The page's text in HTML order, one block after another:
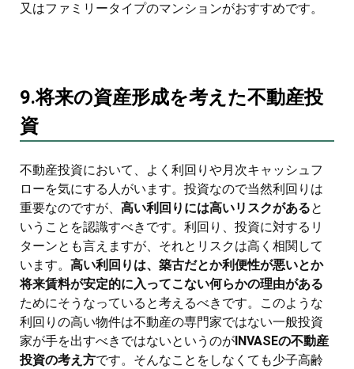
又はファミリータイプのマンションがおすすめです。
9.将来の資産形成を考えた不動産投
資
不動産投資において、よく利回りや月次キャッシュフ
ローを気にする人がいます。投資なので当然利回りは
重要なのですが、 高い利回りには高いリスクがあると
いうことを認識すべきです。利回り、投資に対するリ
ターンとも言えますが、それとリスクは高く相関して
います。 高い利回りは、築古だとか利便性が悪いとか
将来賃料が安定的に入ってこない何らかの理由がある
ためにそうなっていると考えるべきです。このような
利回りの高い物件は不動産の専門家ではない一般投資
家が手を出すべきではないというのが INVASEの不動産
投資の考え方です。そんなことをしなくても少子高齢